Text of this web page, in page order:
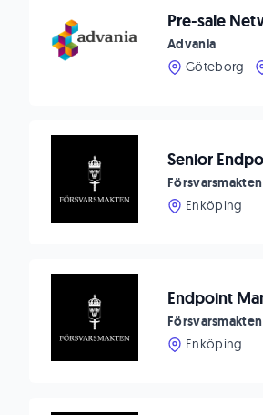
Advania
Göteborg
Försvarsmakten
Enköping
Försvarsmakten
Enköping